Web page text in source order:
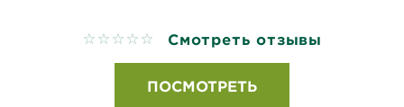
No reviews Смотреть отзывы
ПОСМОТРЕТЬ